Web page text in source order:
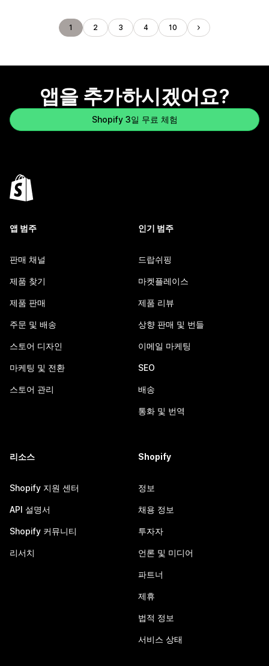
1 2 3 4 10
앱을 추가하시겠어요?
Shopify 3일 무료 체험
앱 범주
판매 채널
제품 찾기
제품 판매
주문 및 배송
스토어 디자인
마케팅 및 전환
스토어 관리
인기 범주
드랍쉬핑
마켓플레이스
제품 리뷰
상향 판매 및 번들
이메일 마케팅
SEO
배송
통화 및 번역
리소스
Shopify 지원 센터
API 설명서
Shopify 커뮤니티
리서치
Shopify
정보
채용 정보
투자자
언론 및 미디어
파트너
제휴
법적 정보
서비스 상태